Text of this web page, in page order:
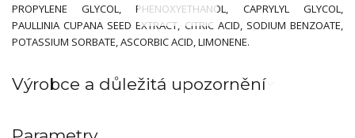
PROPYLENE GLYCOL, PHENOXYETHANOL, CAPRYLYL GLYCOL,
PAULLINIA CUPANA SEED EXTRACT, CITRIC ACID, SODIUM BENZOATE,
POTASSIUM SORBATE, ASCORBIC ACID, LIMONENE.
Výrobce a důležitá upozornění